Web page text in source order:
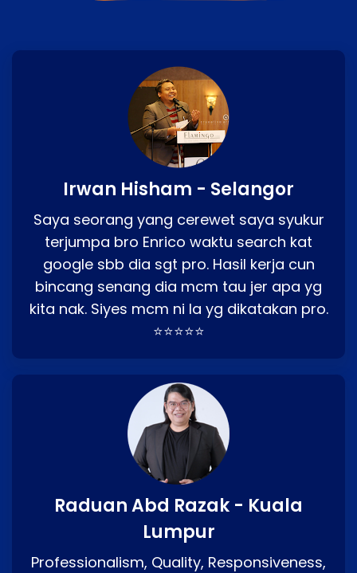
Irwan Hisham - Selangor
Saya seorang yang cerewet saya syukur
terjumpa bro Enrico waktu search kat
google sbb dia sgt pro. Hasil kerja cun
bincang senang dia mcm tau jer apa yg
kita nak. Siyes mcm ni la yg dikatakan pro.
⭐⭐⭐⭐⭐
Raduan Abd Razak - Kuala
Lumpur
Professionalism, Quality, Responsiveness,